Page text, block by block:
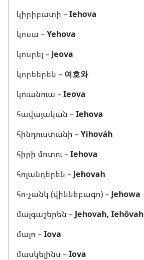
կիրիբատի –Iehova
կոսա –Yehova
կոսրեյ – Jeova
կորեերեն – 여호와
կուանուա –Ieova
հավայական –Iehova
հինդուստանի –Yihováh
հիրի մոտու –Iehova
հոլանդերեն – Jehovah
հո-չանկ (վիննեբագո) – Jehowa
մալգաշերեն – Jehovah, Iehôvah
մալո –Iova
մասկելինս –Iova